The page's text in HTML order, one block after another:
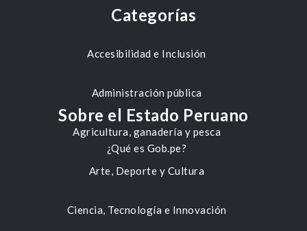
Categorías
Accesibilidad e Inclusión
Administración pública
Agricultura, ganadería y pesca
Arte, Deporte y Cultura
Ciencia, Tecnología e Innovación
Sobre el Estado Peruano
¿Qué es Gob.pe?